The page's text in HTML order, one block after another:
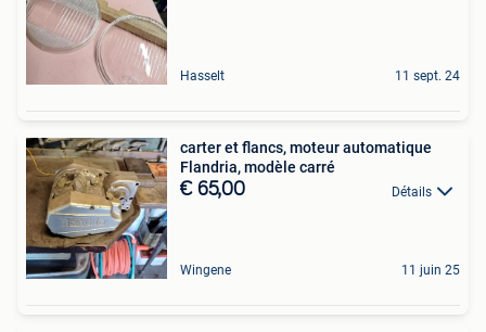
Hasselt 11 sept. 24
carter et flancs, moteur automatique
Flandria, modèle carré
€ 65,00 Détails
Wingene 11 juin 25